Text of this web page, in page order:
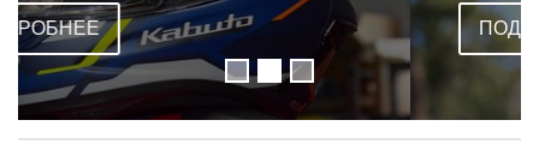
ПОДРОБНЕЕ